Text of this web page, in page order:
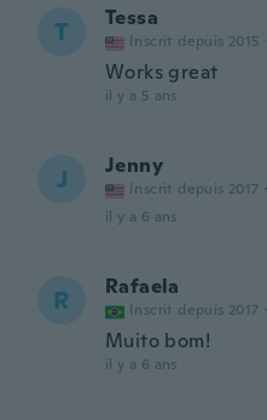
T Tessa
Inscrit depuis 2015
Works great
il y a 5 ans
J Jenny
Inscrit depuis 2017 ·
il y a 6 ans
R Rafaela
Inscrit depuis 2017 ·
Muito bom!
il y a 6 ans